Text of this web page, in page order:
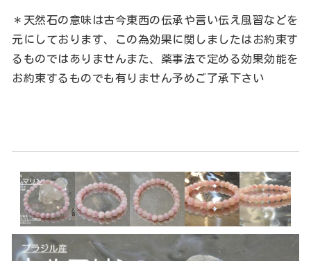
＊天然石の意味は古今東西の伝承や言い伝え風習などを
元にしております、この為効果に関しましたはお約束す
るものではありませんまた、薬事法で定める効果効能を
お約束するものでも有りません予めご了承下さい